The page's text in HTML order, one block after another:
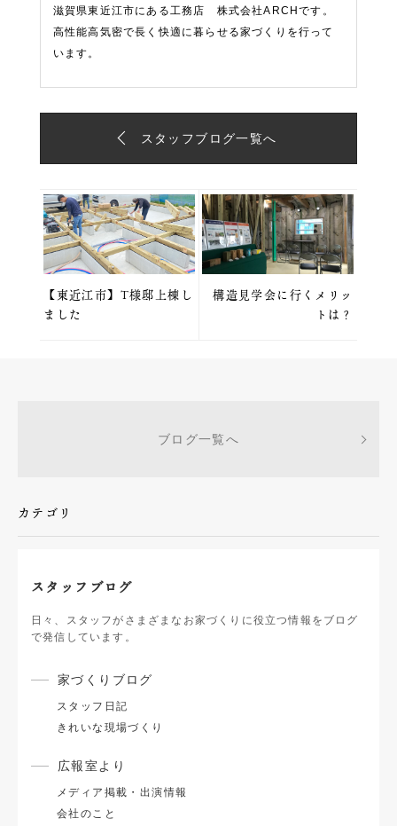
滋賀県東近江市にある工務店 株式会社ARCHです。
高性能高気密で長く快適に暮らせる家づくりを行って
います。
スタッフブログ一覧へ
【東近江市】T様邸上棟し
ました
構造見学会に行くメリッ
トは？
ブログ一覧へ
カテゴリ
スタッフブログ
日々、スタッフがさまざまなお家づくりに役立つ情報をブログ
で発信しています。
家づくりブログ
スタッフ日記
きれいな現場づくり
広報室より
メディア掲載・出演情報
会社のこと